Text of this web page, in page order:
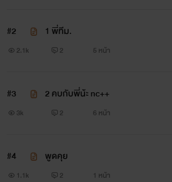
=pc=เเพท อดีตคนรักที่ฝั่งใจมิก
￼
=pc=พี่ทีม หนุ่มหน้าหวาน ขาว ห
ทีสาวๆพร้อมพลีกายให้ทันที เจ้าชู้เปน
หนูเเตงไทยเเต่กลับตกหลุมรักซะงั้น
#2 1 พี่ทีม.
2.1k 2 5 หน้า
#3 2 คบกับพี่น้ะ nc++
3k 2 6 หน้า
#4 พูดคุย
1.1k 2 1 หน้า